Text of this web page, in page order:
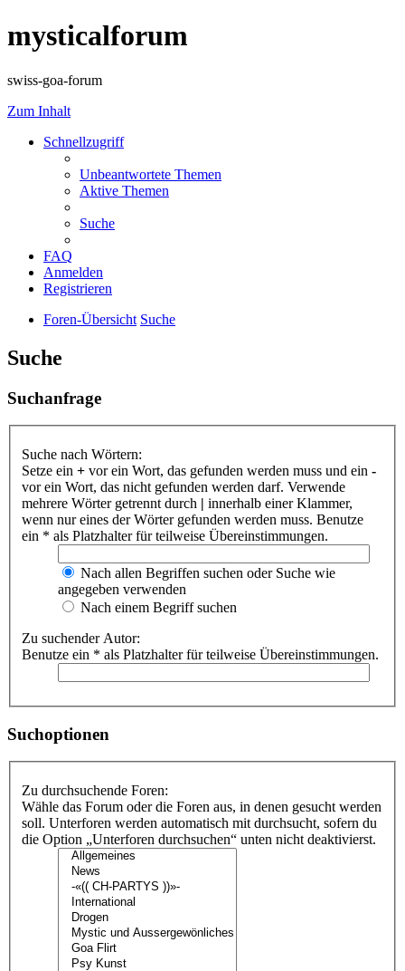
mysticalforum
swiss-goa-forum
Zum Inhalt
Schnellzugriff
Unbeantwortete Themen
Aktive Themen
Suche
FAQ
Anmelden
Registrieren
Foren-Übersicht Suche
Suche
Suchanfrage
Suche nach Wörtern:
Setze ein + vor ein Wort, das gefunden werden muss und ein -
vor ein Wort, das nicht gefunden werden darf. Verwende
mehrere Wörter getrennt durch | innerhalb einer Klammer,
wenn nur eines der Wörter gefunden werden muss. Benutze
ein * als Platzhalter für teilweise Übereinstimmungen.
Nach allen Begriffen suchen oder Suche wie
angegeben verwenden
Nach einem Begriff suchen
Zu suchender Autor:
Benutze ein * als Platzhalter für teilweise Übereinstimmungen.
Suchoptionen
Zu durchsuchende Foren:
Wähle das Forum oder die Foren aus, in denen gesucht werden
soll. Unterforen werden automatisch mit durchsucht, sofern du
die Option „Unterforen durchsuchen“ unten nicht deaktivierst.